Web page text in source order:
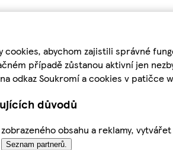
abychom zajistili správné
případě zůstanou aktivní jen
odkaz Soukromí a cookies v patičce
důvodů
obsahu a reklamy,
Seznam partnerů.